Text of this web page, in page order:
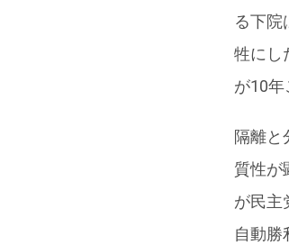
る下院
牲にし
が10年
隔離と
質性が
が民主
自動勝